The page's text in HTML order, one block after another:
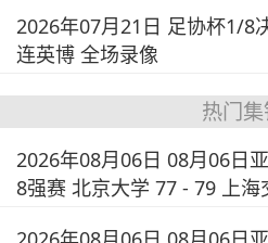
2026年07月21日 足协杯1/8
连英博 全场录像
热门
2026年08月06日 08月06日
8强赛 北京大学 77 - 79 上海